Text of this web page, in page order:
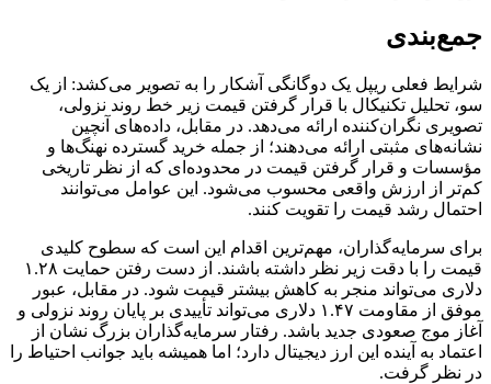
فعلی ریپل یک دوگانگی آشکار را به تصویر می‌کشد: از یک
تکنیکال با قرار گرفتن قیمت زیر خط روند نزولی،
نگران‌کننده ارائه می‌دهد. در مقابل، داده‌های آنچین
مثبتی ارائه می‌دهند؛ از جمله خرید گسترده نهنگ‌ها و
و قرار گرفتن قیمت در محدوده‌ای که از نظر تاریخی
از ارزش واقعی محسوب می‌شود. این عوامل می‌توانند
رشد قیمت را تقویت کنند.
سرمایه‌گذاران، مهم‌ترین اقدام این است که سطوح کلیدی
قیمت را با دقت زیر نظر داشته باشند. از دست رفتن حمایت ۱.۲۸
می‌تواند منجر به کاهش بیشتر قیمت شود. در مقابل، عبور
موفق از مقاومت ۱.۴۷ دلاری می‌تواند تأییدی بر پایان روند نزولی و
موج صعودی جدید باشد. رفتار سرمایه‌گذاران بزرگ نشان از
به آینده این ارز دیجیتال دارد؛ اما همیشه باید جوانب احتیاط را
گرفت.